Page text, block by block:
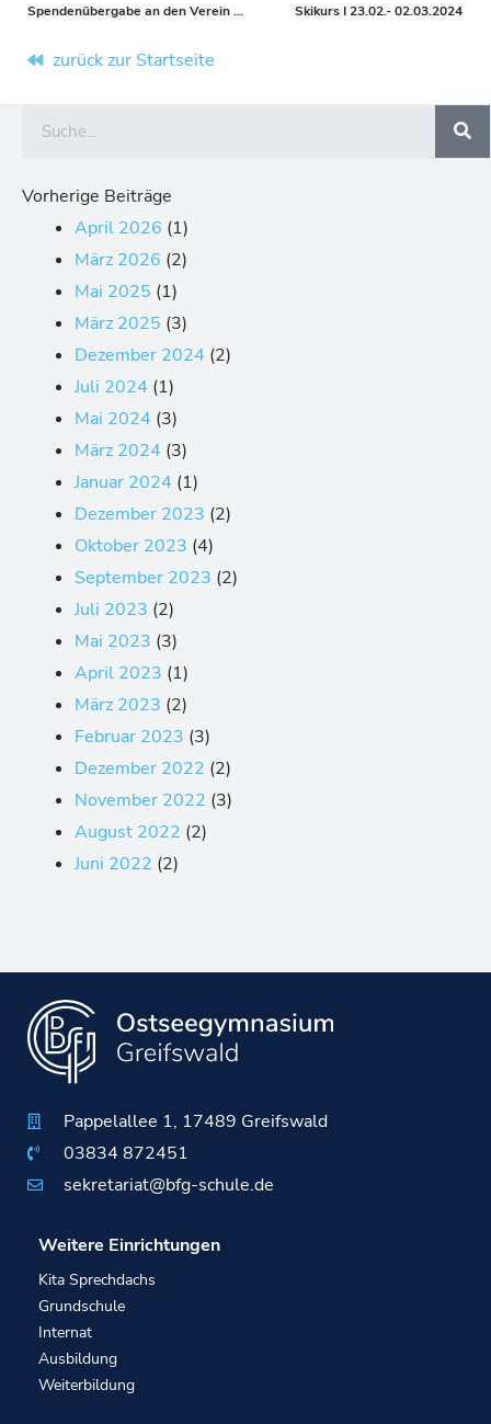
Prev Spendenübergabe an den Verein Mukoviszidose e.V. Skikurs I 23.02.- 02.03.2024
zurück zur Startseite
Vorherige Beiträge
April 2026 (1)
März 2026 (2)
Mai 2025 (1)
März 2025 (3)
Dezember 2024 (2)
Juli 2024 (1)
Mai 2024 (3)
März 2024 (3)
Januar 2024 (1)
Dezember 2023 (2)
Oktober 2023 (4)
September 2023 (2)
Juli 2023 (2)
Mai 2023 (3)
April 2023 (1)
März 2023 (2)
Februar 2023 (3)
Dezember 2022 (2)
November 2022 (3)
August 2022 (2)
Juni 2022 (2)
Pappelallee 1, 17489 Greifswald
03834 872451
sekretariat@bfg-schule.de
Weitere Einrichtungen
Kita Sprechdachs
Grundschule
Internat
Ausbildung
Weiterbildung